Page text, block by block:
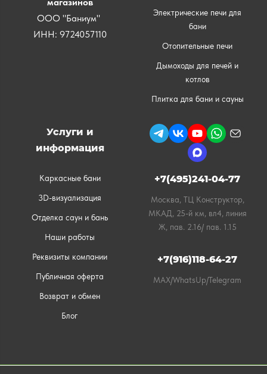
ООО "Баниум"
ИНН: 9724057110
Электрические печи для
бани
Отопительные печи
Дымоходы для печей и
котлов
Плитка для бани и сауны
Услуги и
информация
Каркасные бани
3D-визуализация
Отделка саун и бань
Наши работы
Реквизиты компании
Публичная оферта
Возврат и обмен
Блог
+7(495)241-04-77
Москва, ТЦ Конструктор,
МКАД, 25-й км, вл4, линия
Ж, пав. 2.16/ пав. 1.15
+7(916)118-64-27
MAX/WhatsUp/Telegram